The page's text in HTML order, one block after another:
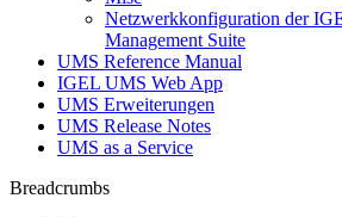
Netzwerkkonfiguration der
Management Suite
UMS Reference Manual
IGEL UMS Web App
UMS Erweiterungen
UMS Release Notes
UMS as a Service
Breadcrumbs